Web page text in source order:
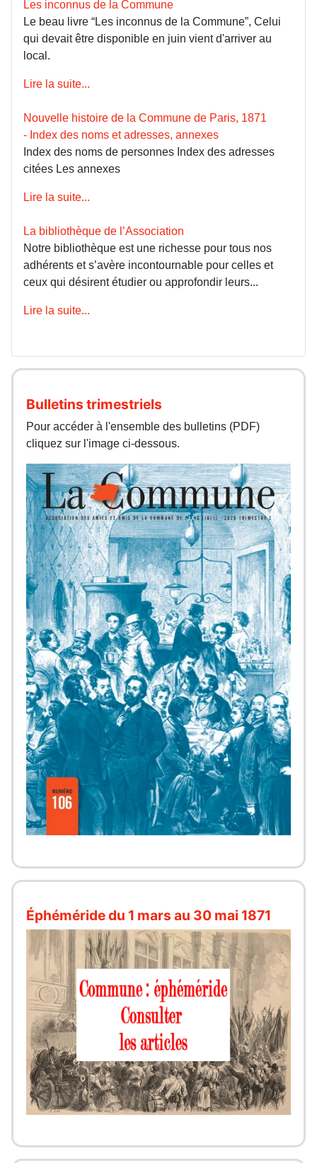
Les inconnus de la Commune
Le beau livre “Les inconnus de la Commune”, Celui
qui devait être disponible en juin vient d'arriver au
local.
Lire la suite...
Nouvelle histoire de la Commune de Paris, 1871
- Index des noms et adresses, annexes
Index des noms de personnes Index des adresses
citées Les annexes
Lire la suite...
La bibliothèque de l’Association
Notre bibliothèque est une richesse pour tous nos
adhérents et s’avère incontournable pour celles et
ceux qui désirent étudier ou approfondir leurs...
Lire la suite...
Bulletins trimestriels
Pour accéder à l'ensemble des bulletins (PDF)
cliquez sur l'image ci-dessous.
Éphéméride du 1 mars au 30 mai 1871